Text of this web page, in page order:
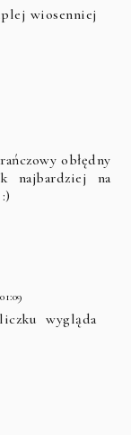
wiosenniej
obłędny
najbardziej na
wygląda